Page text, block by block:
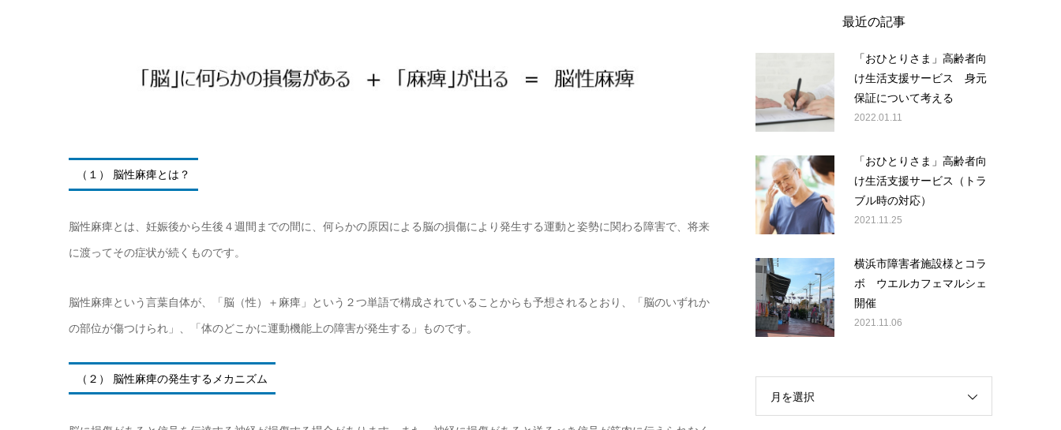
（１） 脳性麻痺とは？
脳性麻痺とは、妊娠後から生後４週間までの間に、何らかの原因による脳の損傷により発生する運動と姿勢に関わる障害で、将来
に渡ってその症状が続くものです。
脳性麻痺という言葉自体が、「脳（性）＋麻痺」という２つ単語で構成されていることからも予想されるとおり、「脳のいずれか
の部位が傷つけられ」、「体のどこかに運動機能上の障害が発生する」ものです。
（２） 脳性麻痺の発生するメカニズム
最近の記事
「おひとりさま」高齢者向
け生活支援サービス 身元
保証について考える
2022.01.11
「おひとりさま」高齢者向
け生活支援サービス（トラ
ブル時の対応）
2021.11.25
横浜市障害者施設様とコラ
ボ ウエルカフェマルシェ
開催
2021.11.06
月を選択